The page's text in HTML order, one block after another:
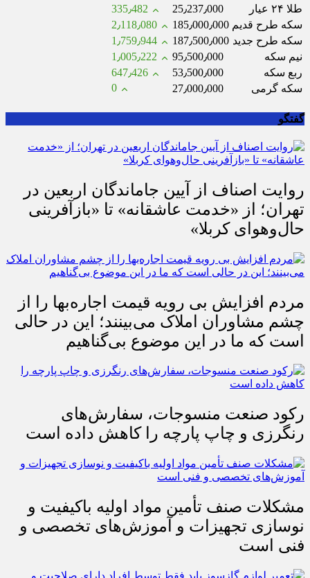
طلا ۲۴ عیار
25٫237٫000
335٫482
سکه طرح قدیم 185٫000٫000
2٫118٫080
سکه طرح جدید 187٫500٫000
1٫759٫944
نیم سکه
95٫500٫000
1٫005٫222
ربع سکه
53٫500٫000
647٫426
سکه گرمی
27٫000٫000 0
گفتگو
روایت اصناف از آیین جاماندگان اربعین در
تهران؛ از «خدمت عاشقانه» تا «بازآفرینی
حال‌وهوای کربلا»
مردم افزایش بی رویه قیمت اجاره‌بها را از
چشم مشاوران املاک می‌بینند؛ این در حالی
است که ما در این موضوع بی‌گناهیم
رکود صنعت منسوجات، سفارش‌های
رنگرزی و چاپ پارچه را کاهش داده است
مشکلات صنف تأمین مواد اولیه باکیفیت و
نوسازی تجهیزات و آموزش‌های تخصصی و
فنی است